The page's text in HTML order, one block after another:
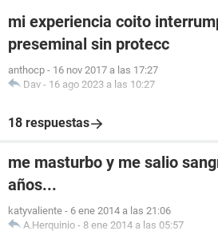
mi experiencia coito
preseminal sin protecc
anthocp - 16 nov 2017 a las 17:27
Dav - 16 ago 2023 a las 10:27
18 respuestas
me masturbo y me salio
años...
katyvaliente - 6 ene 2014 a las 21:06
A.Herquinio - 8 ene 2014 a las 05:57